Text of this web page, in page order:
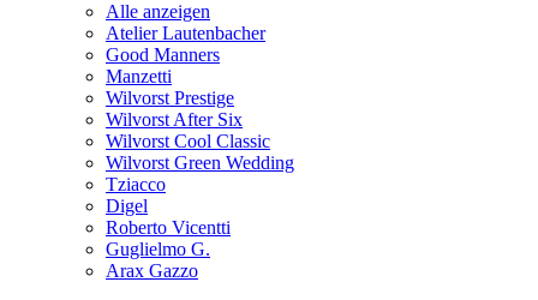
Alle anzeigen
Atelier Lautenbacher
Good Manners
Manzetti
Wilvorst Prestige
Wilvorst After Six
Wilvorst Cool Classic
Wilvorst Green Wedding
Tziacco
Digel
Roberto Vicentti
Guglielmo G.
Arax Gazzo